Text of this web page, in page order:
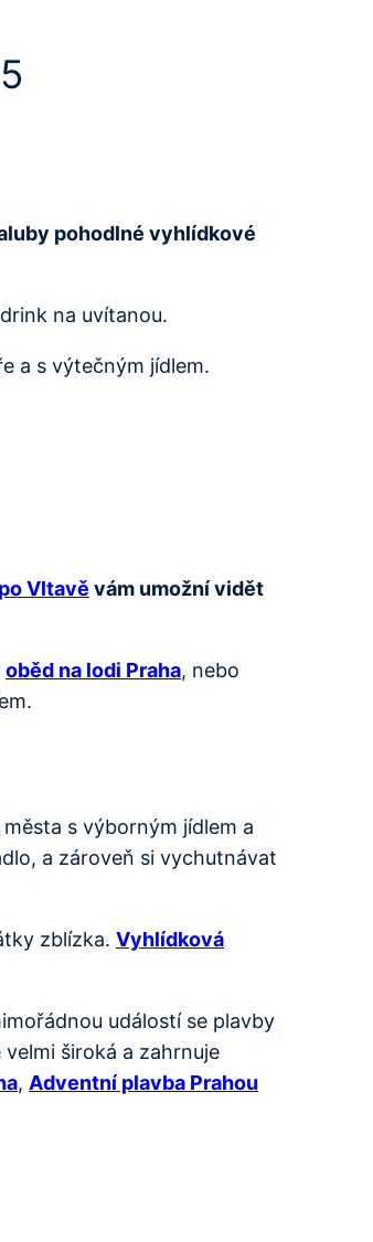
pohodlné vyhlídkové
na uvítanou.
a s výtečným jídlem.
Vltavě vám umožní vidět
oběd na lodi Praha, nebo
s výborným jídlem a
a zároveň si vychutnávat
zblízka. Vyhlídková
událostí se plavby
široká a zahrnuje
, Adventní plavba Prahou